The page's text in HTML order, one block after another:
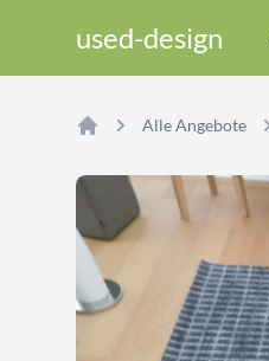
used-design
Alle Angebote